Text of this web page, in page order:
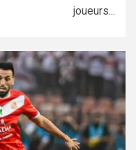
joueurs...